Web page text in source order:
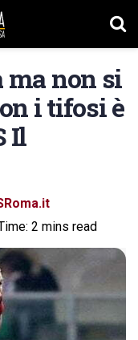
non si
i tifosi è
Il
2 mins read